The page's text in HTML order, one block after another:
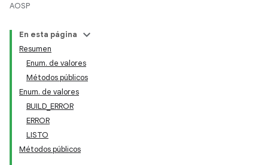
AOSP
En esta página
Resumen
Enum. de valores
Métodos públicos
Enum. de valores
BUILD_ERROR
ERROR
LISTO
Métodos públicos